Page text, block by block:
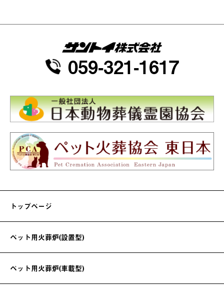
059-321-1617
トップページ
ペット用火葬炉(設置型)
ペット用火葬炉(車載型)